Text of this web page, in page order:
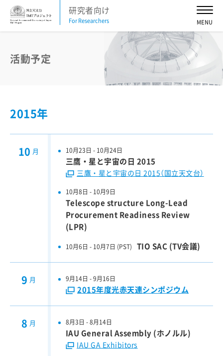
研究者向け
For Researchers
お知らせ
2023 2022
2021
2020
2019 2017 2016
2020
2019
TMT News Letter
2024 2023 2022
2018 2017 2016
TMT科学諮問委員会
戦略基礎開発研究経費報告書
過去の採択研究集会
サイエンス検討
TMTウェビナー2025
すばる+TMT サイエンスブック2020
活動予定
2015年
10 月 10月23日 - 10月24日
三鷹・星と宇宙の日 2015
三鷹・星と宇宙の日 2015（国立天文台）
10月8日 - 10月9日
Telescope structure Long-Lead
Procurement Readiness Review
(LPR)
10月6日 - 10月7日 (PST) TIO SAC (TV会議)
9 月 9月14日 - 9月16日
2015年度光赤天連シンポジウム
8 月 8月3日 - 8月14日
IAU General Assembly (ホノルル)
IAU GA Exhibitors